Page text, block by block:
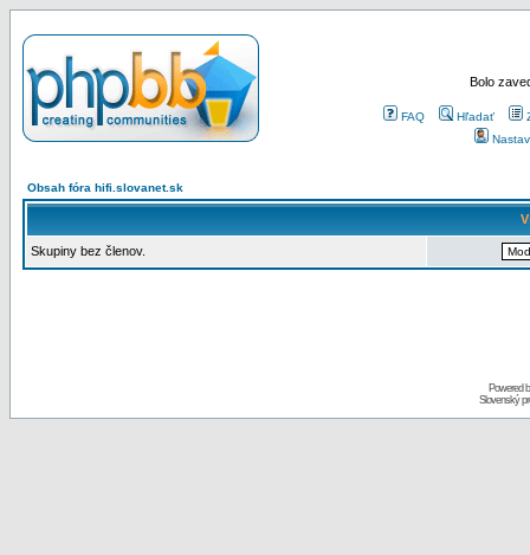
Bolo
FAQ Hľadať
Obsah fóra hifi.slovanet.sk
Skupiny bez členov.
Powered
Slovenský